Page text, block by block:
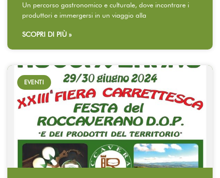
Un percorso gastronomico e culturale, dove incontrare i
produttori e immergersi in un viaggio alla
SCOPRI DI PIÙ »
EVENTI